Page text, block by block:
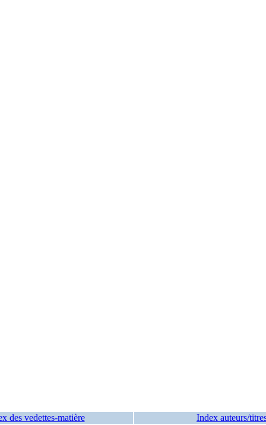
des vedettes-matière Index auteurs/